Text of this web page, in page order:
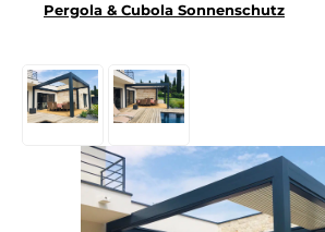
Pergola & Cubola Sonnenschutz
Bildergalerie überspringen